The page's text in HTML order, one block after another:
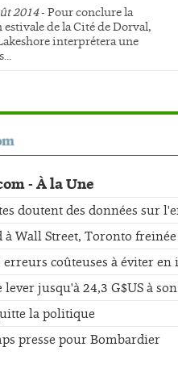
2014- Pour conclure la
de la Cité de Dorval,
interprétera une
- À la Une
doutent des données sur
à Wall Street, Toronto
coûteuses à éviter
lever jusqu'à 24,3 G$US à
la politique
presse pour Bombardier